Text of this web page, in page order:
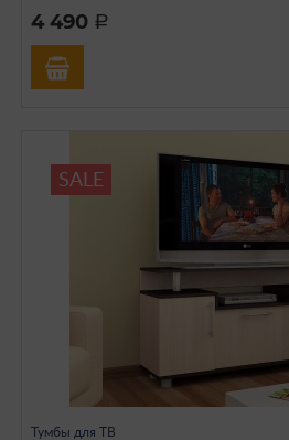
4 490 a
SALE
Тумбы для ТВ